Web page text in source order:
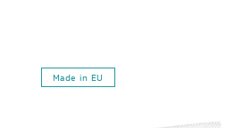
Made in EU